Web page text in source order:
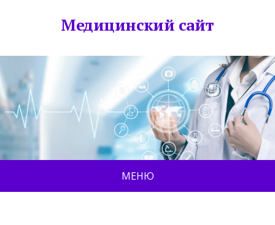
Медицинский сайт
МЕНЮ